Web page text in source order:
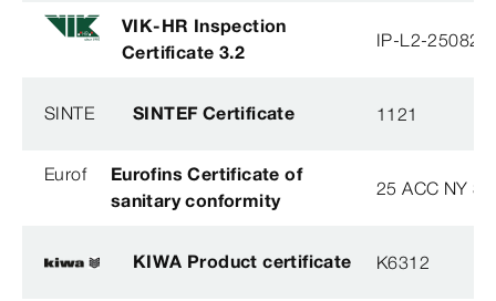
VIK-HR Inspection
Certificate 3.2
IP-L2-250825
SINTE SINTEF Certificate 1121
Eurof
Eurofins Certificate of
sanitary conformity
25 ACC NY
KIWA Product certificate K6312